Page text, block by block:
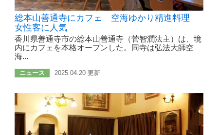
総本山善通寺にカフェ 空海ゆかり精進料理
女性客に人気
香川県善通寺市の総本山善通寺（菅智潤法主）は、境
内にカフェを本格オープンした。同寺は弘法大師空
海...
ニュース 2025.04.20 更新